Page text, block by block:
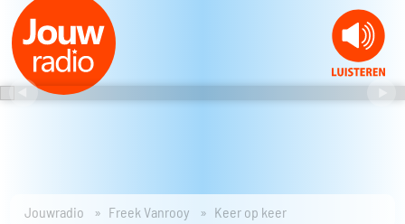
Jouwradio Freek Vanrooy Keer op keer